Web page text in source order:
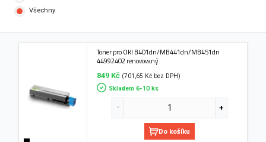
Všechny
Toner pro OKI B401dn/MB441dn/MB451dn
44992402 renovovaný
849 Kč (701,65 Kč bez DPH)
Skladem 6-10 ks
Do košíku